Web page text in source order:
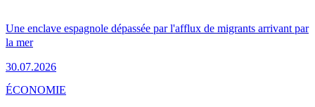
Une enclave espagnole dépassée par l'afflux de migrants arrivant par
la mer
30.07.2026
ÉCONOMIE